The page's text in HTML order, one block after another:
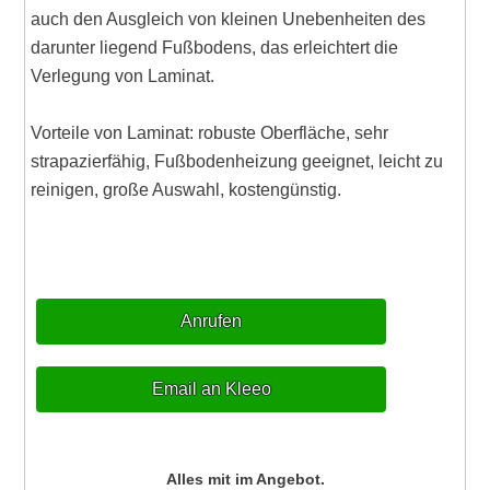
auch den Ausgleich von kleinen Unebenheiten des
darunter liegend Fußbodens, das erleichtert die
Verlegung von Laminat.
Vorteile von Laminat: robuste Oberfläche, sehr
strapazierfähig, Fußbodenheizung geeignet, leicht zu
reinigen, große Auswahl, kostengünstig.
Anrufen
Email an Kleeo
Alles mit im Angebot.